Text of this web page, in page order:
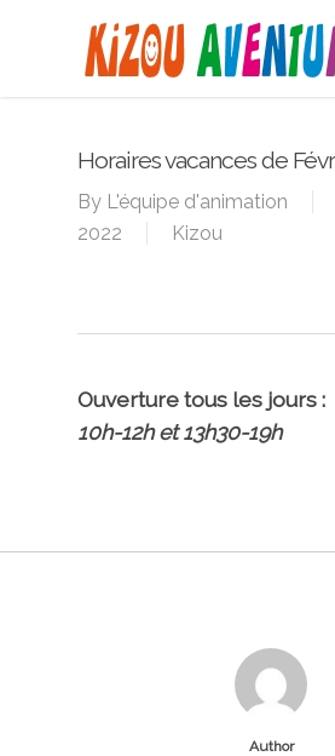
Horaires vacances de
By L'équipe d'animation
2022
Kizou
Ouverture tous les jours :
10h-12h et 13h30-19h
Author